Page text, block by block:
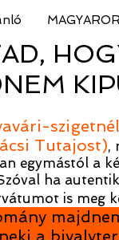
Tutajost),
egymástól a
ha
is meg
a